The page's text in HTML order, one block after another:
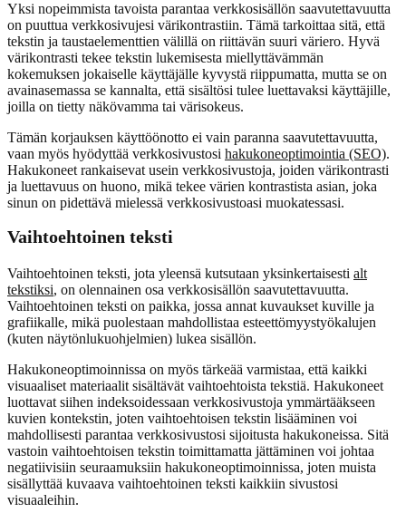
Yksi nopeimmista tavoista parantaa verkkosisällön saavutettavuutta
on puuttua verkkosivujesi värikontrastiin. Tämä tarkoittaa sitä, että
tekstin ja taustaelementtien välillä on riittävän suuri väriero. Hyvä
värikontrasti tekee tekstin lukemisesta miellyttävämmän
kokemuksen jokaiselle käyttäjälle kyvystä riippumatta, mutta se on
avainasemassa se kannalta, että sisältösi tulee luettavaksi käyttäjille,
joilla on tietty näkövamma tai värisokeus.
Tämän korjauksen käyttöönotto ei vain paranna saavutettavuutta,
vaan myös hyödyttää verkkosivustosi hakukoneoptimointia (SEO).
Hakukoneet rankaisevat usein verkkosivustoja, joiden värikontrasti
ja luettavuus on huono, mikä tekee värien kontrastista asian, joka
sinun on pidettävä mielessä verkkosivustoasi muokatessasi.
Vaihtoehtoinen teksti
Vaihtoehtoinen teksti, jota yleensä kutsutaan yksinkertaisesti alt
tekstiksi, on olennainen osa verkkosisällön saavutettavuutta.
Vaihtoehtoinen teksti on paikka, jossa annat kuvaukset kuville ja
grafiikalle, mikä puolestaan mahdollistaa esteettömyystyökalujen
(kuten näytönlukuohjelmien) lukea sisällön.
Hakukoneoptimoinnissa on myös tärkeää varmistaa, että kaikki
visuaaliset materiaalit sisältävät vaihtoehtoista tekstiä. Hakukoneet
luottavat siihen indeksoidessaan verkkosivustoja ymmärtääkseen
kuvien kontekstin, joten vaihtoehtoisen tekstin lisääminen voi
mahdollisesti parantaa verkkosivustosi sijoitusta hakukoneissa. Sitä
vastoin vaihtoehtoisen tekstin toimittamatta jättäminen voi johtaa
negatiivisiin seuraamuksiin hakukoneoptimoinnissa, joten muista
sisällyttää kuvaava vaihtoehtoinen teksti kaikkiin sivustosi
visuaaleihin.